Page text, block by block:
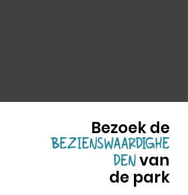
Bezoek de
BEZIENSWAARDIGHE
DEN van
de park